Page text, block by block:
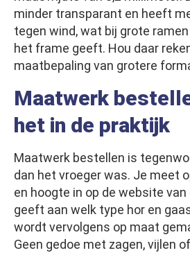
minder transparant en heeft
tegen wind, wat bij grote
het frame geeft. Hou daar
maatbepaling van grotere
Maatwerk
het in de praktijk
Maatwerk bestellen is
dan het vroeger was. Je meet
en hoogte in op de website
geeft aan welk type hor en
wordt vervolgens op maat
Geen gedoe met zagen, vijlen